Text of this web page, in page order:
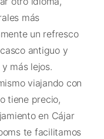
más
un refresco
antiguo y
más lejos.
viajando con
tiene precio,
en Cájar
te facilitamos